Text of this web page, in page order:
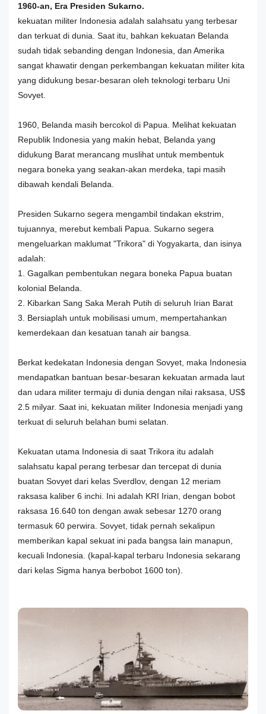
1960-an, Era Presiden Sukarno.
kekuatan militer Indonesia adalah salahsatu yang terbesar
dan terkuat di dunia. Saat itu, bahkan kekuatan Belanda
sudah tidak sebanding dengan Indonesia, dan Amerika
sangat khawatir dengan perkembangan kekuatan militer kita
yang didukung besar-besaran oleh teknologi terbaru Uni
Sovyet.
1960, Belanda masih bercokol di Papua. Melihat kekuatan
Republik Indonesia yang makin hebat, Belanda yang
didukung Barat merancang muslihat untuk membentuk
negara boneka yang seakan-akan merdeka, tapi masih
dibawah kendali Belanda.
Presiden Sukarno segera mengambil tindakan ekstrim,
tujuannya, merebut kembali Papua. Sukarno segera
mengeluarkan maklumat "Trikora" di Yogyakarta, dan isinya
adalah:
1. Gagalkan pembentukan negara boneka Papua buatan
kolonial Belanda.
2. Kibarkan Sang Saka Merah Putih di seluruh Irian Barat
3. Bersiaplah untuk mobilisasi umum, mempertahankan
kemerdekaan dan kesatuan tanah air bangsa.
Berkat kedekatan Indonesia dengan Sovyet, maka Indonesia
mendapatkan bantuan besar-besaran kekuatan armada laut
dan udara militer termaju di dunia dengan nilai raksasa, US$
2.5 milyar. Saat ini, kekuatan militer Indonesia menjadi yang
terkuat di seluruh belahan bumi selatan.
Kekuatan utama Indonesia di saat Trikora itu adalah
salahsatu kapal perang terbesar dan tercepat di dunia
buatan Sovyet dari kelas Sverdlov, dengan 12 meriam
raksasa kaliber 6 inchi. Ini adalah KRI Irian, dengan bobot
raksasa 16.640 ton dengan awak sebesar 1270 orang
termasuk 60 perwira. Sovyet, tidak pernah sekalipun
memberikan kapal sekuat ini pada bangsa lain manapun,
kecuali Indonesia. (kapal-kapal terbaru Indonesia sekarang
dari kelas Sigma hanya berbobot 1600 ton).